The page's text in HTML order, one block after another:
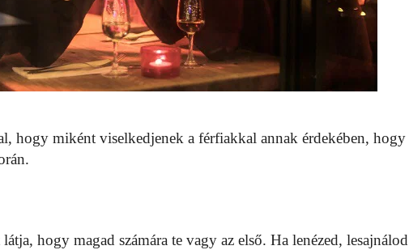
hogy miként viselkedjenek a férfiakkal annak érdekében, hogy
hogy magad számára te vagy az első. Ha lenézed, lesajnálod